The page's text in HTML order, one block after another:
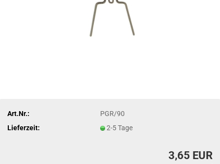
Art.Nr.:
PGR/90
Lieferzeit:
2-5 Tage
3,65 EUR